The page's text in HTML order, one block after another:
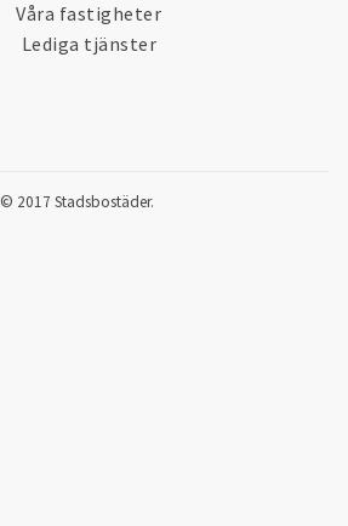
Våra fastigheter
Lediga tjänster
© 2017 Stadsbostäder.